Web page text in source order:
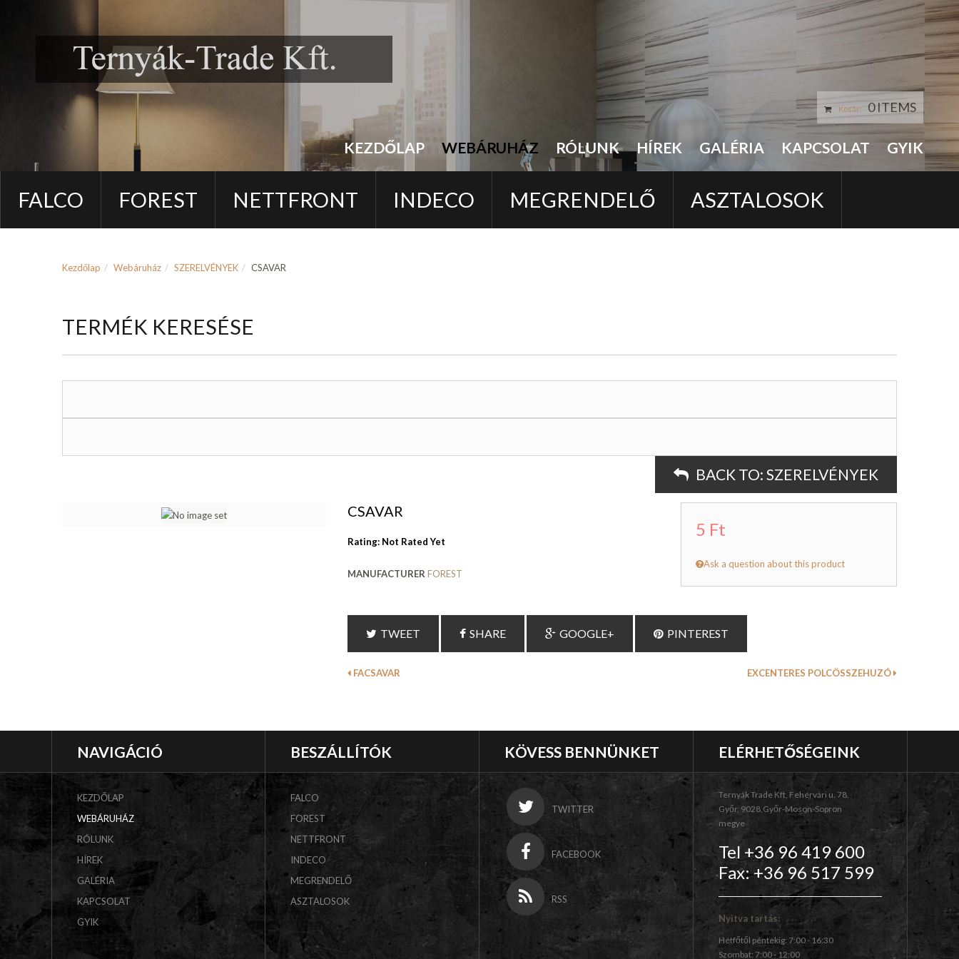
KEZDŐLAP WEBÁRUHÁZ RÓLUNK HÍREK GALÉRIA KAPCSOLAT GYIK
Kosár: 0 ITEMS
FALCO FOREST NETTFRONT INDECO MEGRENDELŐ ASZTALOSOK
Kezdőlap Webáruház SZERELVÉNYEK CSAVAR
TERMÉK KERESÉSE
BACK TO: SZERELVÉNYEK
CSAVAR
Rating: Not Rated Yet
MANUFACTURER FOREST
5 Ft
Ask a question about this product
TWEET SHARE GOOGLE+ PINTEREST
FACSAVAR EXCENTERES POLCÖSSZEHUZÓ
NAVIGÁCIÓ
KEZDŐLAP
WEBÁRUHÁZ
RÓLUNK
HÍREK
GALÉRIA
KAPCSOLAT
GYIK
BESZÁLLÍTÓK
FALCO
FOREST
NETTFRONT
INDECO
MEGRENDELŐ
ASZTALOSOK
KÖVESS BENNÜNKET
TWITTER
FACEBOOK
RSS
ELÉRHETŐSÉGEINK
Ternyák Trade Kft, Fehérvári u. 78.
Győr, 9028,Győr-Moson-Sopron
megye
Tel +36 96 419 600
Fax: +36 96 517 599
Nyitva tartás:
Hétfőtől péntekig: 7:00 - 16:30
Szombat: 7:00 - 12:00